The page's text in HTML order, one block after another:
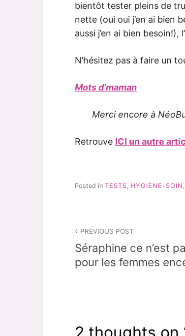
bientôt tester pleins de
nette (oui oui j’en ai bien
aussi j’en ai bien besoin!),
N’hésitez pas à faire un
Mots d’maman
Merci encore à
Retrouve ICI un autre
Posted in TESTS HYGIÈNE-SOIN
de
l’article
PREVIOUS POST
Séraphine ce n’est
pour les femmes